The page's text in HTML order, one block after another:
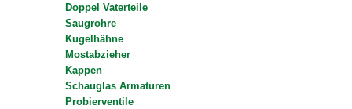
Doppel Vaterteile
Saugrohre
Kugelhähne
Mostabzieher
Kappen
Schauglas Armaturen
Probierventile